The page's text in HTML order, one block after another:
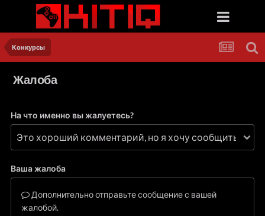
Конкурсы
Жалоба
На что именно вы жалуетесь?
Ваша жалоба
Дополнительно отправьте сообщение с вашей
жалобой.